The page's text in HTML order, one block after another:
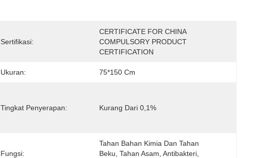
Sertifikasi:
CERTIFICATE FOR CHINA
COMPULSORY PRODUCT
CERTIFICATION
Ukuran: 75*150 Cm
Tingkat Penyerapan: Kurang Dari 0,1%
Fungsi:
Tahan Bahan Kimia Dan Tahan
Beku, Tahan Asam, Antibakteri,